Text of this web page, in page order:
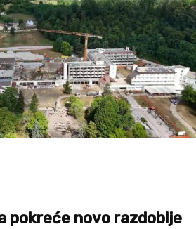
pokreće novo razdoblje